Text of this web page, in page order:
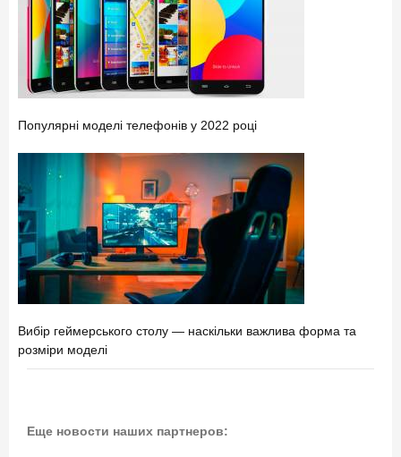
Популярні моделі телефонів у 2022 році
Вибір геймерського столу — наскільки важлива форма та
розміри моделі
Еще новости наших партнеров: